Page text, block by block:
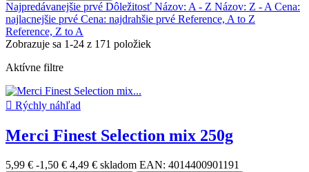
Najpredávanejšie prvé Dôležitosť Názov: A - Z Názov: Z - A Cena:
najlacnejšie prvé Cena: najdrahšie prvé Reference, A to Z
Reference, Z to A
Zobrazuje sa 1-24 z 171 položiek
Aktívne filtre
 Rýchly náhľad
Merci Finest Selection mix 250g
5,99 € -1,50 € 4,49 € skladom EAN: 4014400901191